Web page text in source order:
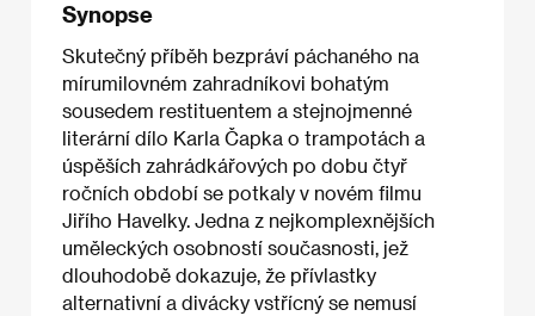
Synopse
Skutečný příběh bezpráví páchaného na
mírumilovném zahradníkovi bohatým
sousedem restituentem a stejnojmenné
literární dílo Karla Čapka o trampotách a
úspěších zahrádkářových po dobu čtyř
ročních období se potkaly v novém filmu
Jiřího Havelky. Jedna z nejkomplexnějších
uměleckých osobností současnosti, jež
dlouhodobě dokazuje, že přívlastky
alternativní a divácky vstřícný se nemusí